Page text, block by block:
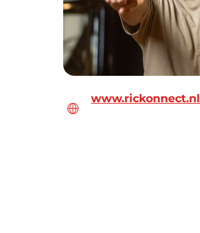
www.rickonnect.nl